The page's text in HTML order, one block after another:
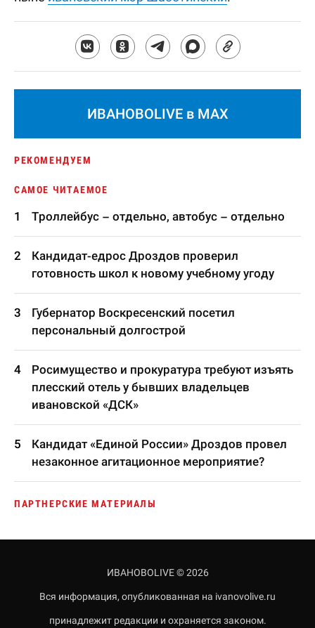
ИВАНОВОLIVE в MAX
РЕКОМЕНДУЕМ
САМОЕ ЧИТАЕМОЕ
Троллейбус – отдельно, автобус – отдельно
Кандидат-едрос Дроздов проверил
готовность школ к новому учебному угоду
Губернатор Воскресенский посетил
персональный долгострой
Росимущество и прокуратура требуют изъять
плесский отель у бывших владельцев
ивановской «ДСК»
Кандидат «Единой России» Дроздов провел
незаконное агитационное мероприятие?
ПАРТНЕРСКИЕ МАТЕРИАЛЫ
ИВАНОВОLIVE © 2026
Вся информация, опубликованная на ivanovolive.ru
принадлежит редакции и охраняется законом.